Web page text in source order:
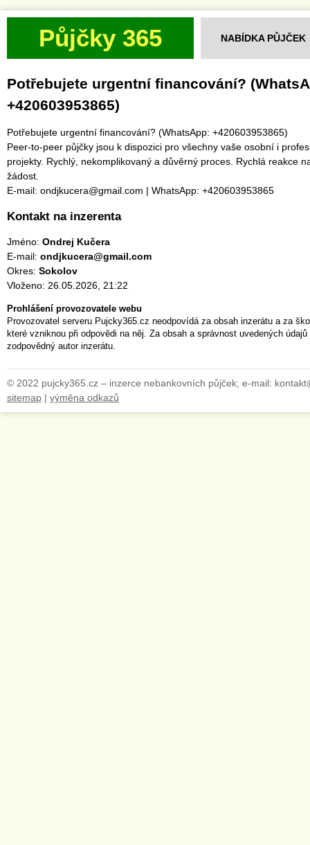
Půjčky 365 NABÍDKA PŮJČEK
Potřebujete urgentní financování?
+420603953865)
Potřebujete urgentní financování? (WhatsApp: +420603953865)
Peer-to-peer půjčky jsou k dispozici pro všechny vaše osobní i
projekty. Rychlý, nekomplikovaný a důvěrný proces. Rychlá reakce
žádost.
E-mail: ondjkucera@gmail.com | WhatsApp: +420603953865
Kontakt na inzerenta
Jméno: Ondrej Kučera
E-mail: ondjkucera@gmail.com
Okres: Sokolov
Vloženo: 26.05.2026, 21:22
Prohlášení provozovatele webu
Provozovatel serveru Pujcky365.cz neodpovídá za obsah inzerátu a za
které vzniknou při odpovědi na něj. Za obsah a správnost uvedených
zodpovědný autor inzerátu.
© 2022 pujcky365.cz – inzerce nebankovních půjček; e-mail:
sitemap | výměna odkazů